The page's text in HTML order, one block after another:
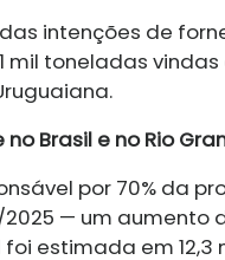
intenções de
mil toneladas
Brasil e no Rio
por 70% da
— um aumento
estimada em